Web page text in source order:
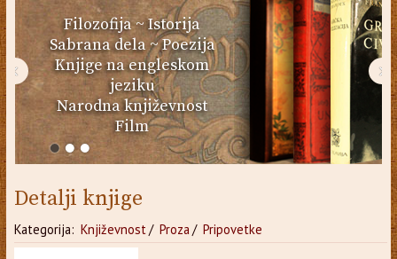
Filozofija~Istorija
Sabrana dela~Poezija
Knjige na engleskom
jeziku
Narodna književnost
Film
‹ ›
Detalji knjige
Kategorija: Književnost/ Proza/ Pripovetke